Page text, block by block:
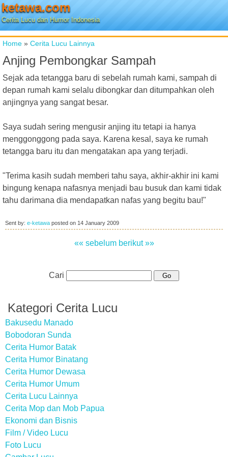
ketawa.com
Cerita Lucu dan Humor Indonesia
Home » Cerita Lucu Lainnya
Anjing Pembongkar Sampah
Sejak ada tetangga baru di sebelah rumah kami, sampah di
depan rumah kami selalu dibongkar dan ditumpahkan oleh
anjingnya yang sangat besar.
Saya sudah sering mengusir anjing itu tetapi ia hanya
menggonggong pada saya. Karena kesal, saya ke rumah
tetangga baru itu dan mengatakan apa yang terjadi.
"Terima kasih sudah memberi tahu saya, akhir-akhir ini kami
bingung kenapa nafasnya menjadi bau busuk dan kami tidak
tahu darimana dia mendapatkan nafas yang begitu bau!"
Sent by: e-ketawa posted on 14 January 2009
«« sebelum berikut »»
Cari
Kategori Cerita Lucu
Bakusedu Manado
Bobodoran Sunda
Cerita Humor Batak
Cerita Humor Binatang
Cerita Humor Dewasa
Cerita Humor Umum
Cerita Lucu Lainnya
Cerita Mop dan Mob Papua
Ekonomi dan Bisnis
Film / Video Lucu
Foto Lucu